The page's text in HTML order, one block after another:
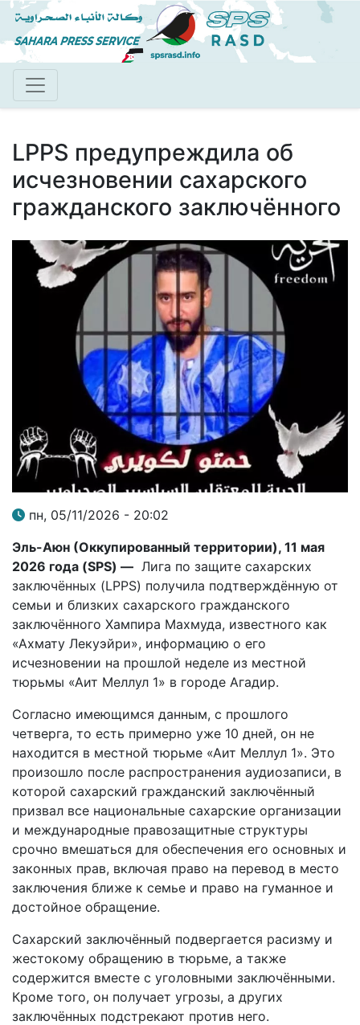
Перейти
к
основному
LPPS предупреждила об
исчезновении сахарского
гражданского заключённого
пн, 05/11/2026 - 20:02
Эль-Аюн (Оккупированный территории), 11 мая
2026 года (SPS) — Лига по защите сахарских
заключённых (LPPS) получила подтверждённую от
семьи и близких сахарского гражданского
заключённого Хампира Махмуда, известного как
«Ахмату Лекуэйри», информацию о его
исчезновении на прошлой неделе из местной
тюрьмы «Аит Меллул 1» в городе Агадир.
Согласно имеющимся данным, с прошлого
четверга, то есть примерно уже 10 дней, он не
находится в местной тюрьме «Аит Меллул 1». Это
произошло после распространения аудиозаписи, в
которой сахарский гражданский заключённый
призвал все национальные сахарские организации
и международные правозащитные структуры
срочно вмешаться для обеспечения его основных и
законных прав, включая право на перевод в место
заключения ближе к семье и право на гуманное и
достойное обращение.
Сахарский заключённый подвергается расизму и
жестокому обращению в тюрьме, а также
содержится вместе с уголовными заключёнными.
Кроме того, он получает угрозы, а других
заключённых подстрекают против него.